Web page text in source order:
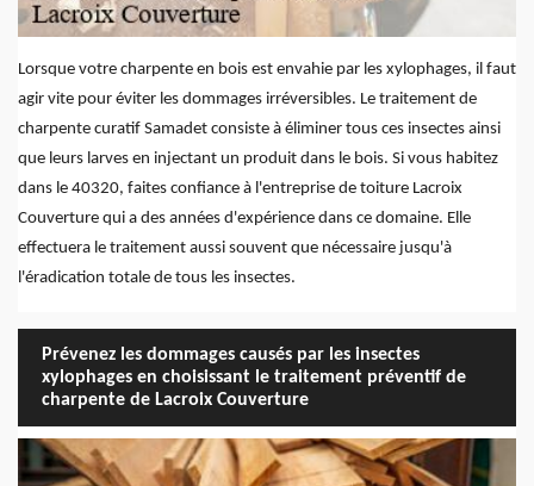
Lorsque votre charpente en bois est envahie par les xylophages, il faut
agir vite pour éviter les dommages irréversibles. Le traitement de
charpente curatif Samadet consiste à éliminer tous ces insectes ainsi
que leurs larves en injectant un produit dans le bois. Si vous habitez
dans le 40320, faites confiance à l'entreprise de toiture Lacroix
Couverture qui a des années d'expérience dans ce domaine. Elle
effectuera le traitement aussi souvent que nécessaire jusqu'à
l'éradication totale de tous les insectes.
Prévenez les dommages causés par les insectes
xylophages en choisissant le traitement préventif de
charpente de Lacroix Couverture